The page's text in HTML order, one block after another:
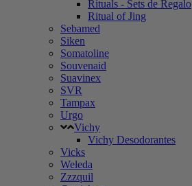
Rituals - Sets de Regalo
Ritual of Jing
Sebamed
Siken
Somatoline
Souvenaid
Suavinex
SVR
Tampax
Urgo
Vichy
Vichy Desodorantes
Vicks
Weleda
Zzzquil